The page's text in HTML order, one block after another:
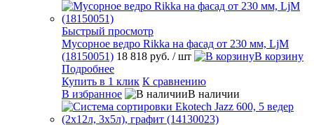
Быстрый просмотр
Мусорное ведро Rikka на фасад от 230 мм, LjM
(18150051) 18 818 руб. / шт
В корзину
Подробнее
Купить в 1 клик К сравнению
В избранное
В наличии